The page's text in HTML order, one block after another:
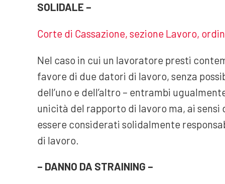
SOLIDALE –
Corte di Cassazione, sezione Lavoro,
Nel caso in cui un lavoratore presti
favore di due datori di lavoro, senza
dell’uno e dell’altro – entrambi
unicità del rapporto di lavoro ma, ai sensi
essere considerati solidalmente
di lavoro.
– DANNO DA STRAINING –